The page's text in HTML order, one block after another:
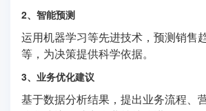
2、智能预测
运用机器学习等先进技术，预测销售
等，为决策提供科学依据。
3、业务优化建议
基于数据分析结果，提出业务流程、